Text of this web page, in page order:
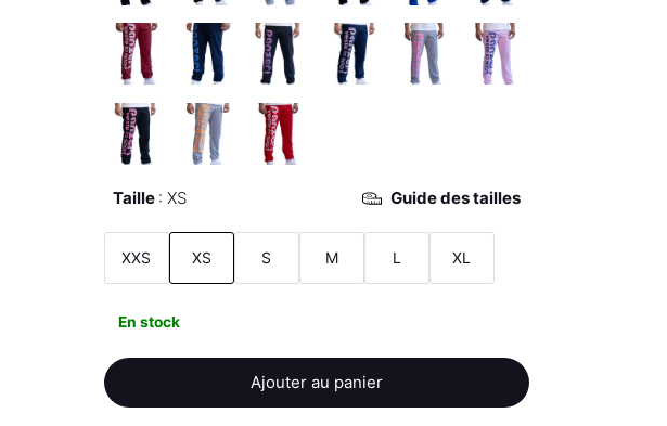
Taille Guide des tailles
XS
XXS XS S M L XL
En stock
Ajouter au panier